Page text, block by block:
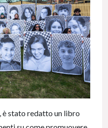
è stato redatto un libro